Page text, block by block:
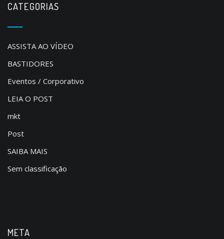
CATEGORIAS
ASSISTA AO VÍDEO
BASTIDORES
Eventos / Corporativo
LEIA O POST
mkt
Post
SAIBA MAIS
Sem classificação
META